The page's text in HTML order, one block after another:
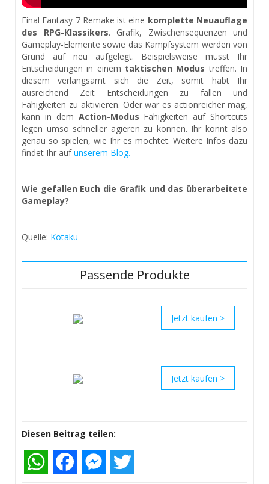
Final Fantasy 7 Remake ist eine komplette Neuauflage
des RPG-Klassikers. Grafik, Zwischensequenzen und
Gameplay-Elemente sowie das Kampfsystem werden von
Grund auf neu aufgelegt. Beispielsweise müsst Ihr
Entscheidungen in einem taktischen Modus treffen. In
diesem verlangsamt sich die Zeit, somit habt Ihr
ausreichend Zeit Entscheidungen zu fällen und
Fähigkeiten zu aktivieren. Oder wär es actionreicher mag,
kann in dem Action-Modus Fähigkeiten auf Shortcuts
legen umso schneller agieren zu können. Ihr könnt also
genau so spielen, wie Ihr es möchtet. Weitere Infos dazu
findet Ihr aufunserem Blog.
Wie gefallen Euch die Grafik und das überarbeitete
Gameplay?
Quelle: Kotaku
Passende Produkte
>
>
Diesen Beitrag teilen:
WhatsAppFacebookMessenger